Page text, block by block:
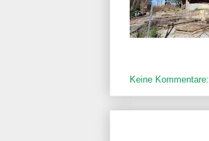
Keine Kommentare: